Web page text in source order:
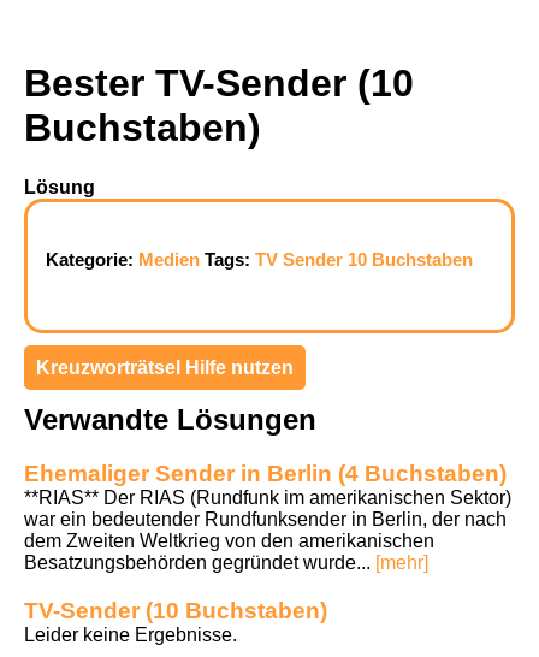
Bester TV-Sender (10
Buchstaben)
Lösung
Kategorie: Medien Tags: TV Sender 10 Buchstaben
Kreuzworträtsel Hilfe nutzen
Verwandte Lösungen
Ehemaliger Sender in Berlin (4 Buchstaben)
**RIAS** Der RIAS (Rundfunk im amerikanischen Sektor)
war ein bedeutender Rundfunksender in Berlin, der nach
dem Zweiten Weltkrieg von den amerikanischen
Besatzungsbehörden gegründet wurde... [mehr]
TV-Sender (10 Buchstaben)
Leider keine Ergebnisse.